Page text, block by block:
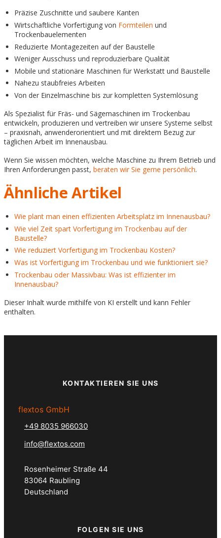
Präzise Zuschnitte und saubere Kanten
Wirtschaftliche Vorfertigung von Formteilen und
Trockenbauelementen
Reduzierte Montagezeiten auf der Baustelle
Weniger Ausschuss und reproduzierbare Qualität
Mobile und stationäre Maschinen für Werkstatt und Baustelle
Nahezu staubfreies Arbeiten
Von der Einzelmaschine bis zur kompletten Systemlösung
Als Spezialist für Fräs- und Sägemaschinen im Trockenbau
entwickeln, produzieren und vertreiben wir unsere Systeme selbst
– praxisnah, anwenderorientiert und mit direktem Bezug zur
täglichen Arbeit im Innenausbau.
Wenn Sie wissen möchten, welche Maschine zu Ihrem Betrieb und
Ihren Anforderungen passt, beraten wir Sie gerne persönlich.
Ähnliche Artikel
Wie plant man einen effizienten Arbeitsplatz im Innenausbau?
Wie viel Zeit spart Vorfertigung im Trockenbau auf der
Baustelle?
Wie reduziert Vorfertigung im Trockenbau Kosten?
Was ist Vorfertigung im Trockenbau und wie funktioniert sie?
Trockenbau oder Massivbau: Was ist effizienter im
Innenausbau?
Dieser Inhalt wurde mithilfe von KI erstellt und kann Fehler
enthalten.
KONTAKTIEREN SIE UNS
flextos GmbH
+49 8035 966030
info@flextos.com
Rosenheimer Straße 44
83064 Raubling
Deutschland
FOLGEN SIE UNS